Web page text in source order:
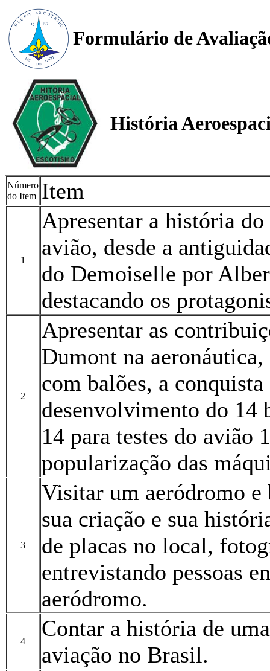
Formulário de
História
Número
do Item Item
1
Apresentar a história
avião, desde a
do Demoiselle por
destacando os
2
Apresentar as
Dumont na aeronáutica,
com balões, a
desenvolvimento do 14
14 para testes do avião
popularização das
3
Visitar um aeródromo e
sua criação e sua
de placas no local,
entrevistando pessoas
aeródromo.
4
Contar a história de
aviação no Brasil.